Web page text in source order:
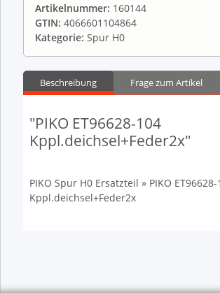
Artikelnummer: 160144
GTIN: 4066601104864
Kategorie: Spur H0
Beschreibung Frage zum Artikel
"PIKO ET96628-104
Kppl.deichsel+Feder2x"
PIKO Spur H0 Ersatzteil » PIKO ET96628-
Kppl.deichsel+Feder2x